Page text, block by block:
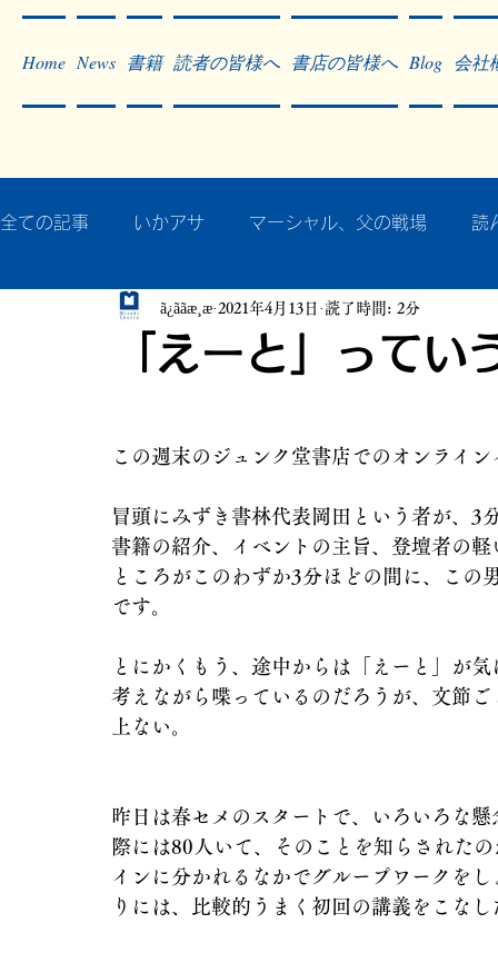
Home News 書籍 読者の皆様へ 書店の皆様へ Blog 会社
全ての記事 いかアサ マーシャル、父の戦場 読
秘蔵写真200枚でたどるアジア・太平洋戦争
「えーと」ってい
ã¿ããæ¸æ 2021年4月13日 読了時間: 2分
この週末のジュンク堂書店でのオンライ
冒頭にみずき書林代表岡田という者が、3
書籍の紹介、イベントの主旨、登壇者の
ところがこのわずか3分ほどの間に、この
です。
とにかくもう、途中からは「えーと」が
考えながら喋っているのだろうが、文節
上ない。
昨日は春セメのスタートで、いろいろな
際には80人いて、そのことを知らされた
インに分かれるなかでグループワークを
りには、比較的うまく初回の講義をこな